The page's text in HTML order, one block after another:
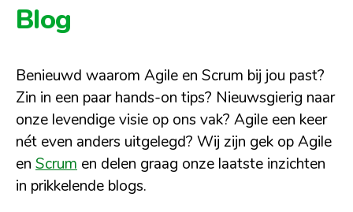
Blog
Benieuwd waarom Agile en Scrum bij jou past?
Zin in een paar hands-on tips? Nieuwsgierig naar
onze levendige visie op ons vak? Agile een keer
nét even anders uitgelegd? Wij zijn gek op Agile
en Scrum en delen graag onze laatste inzichten
in prikkelende blogs.